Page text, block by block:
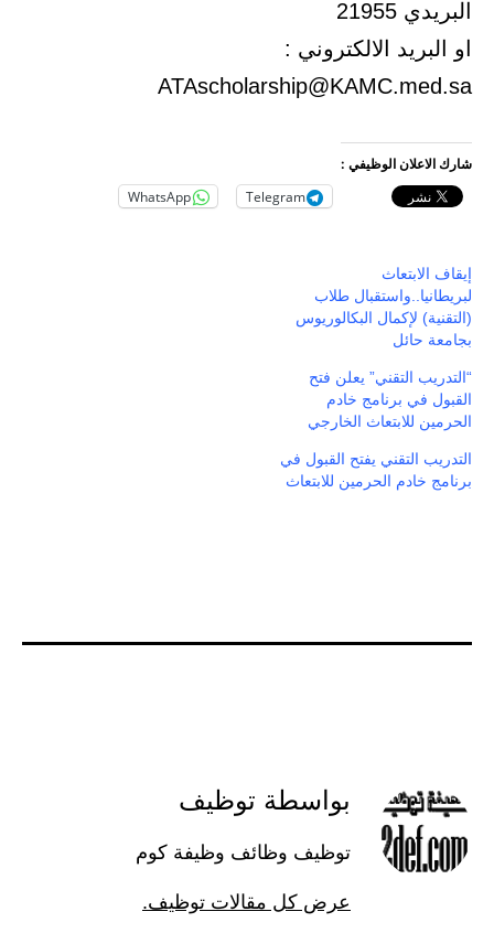
البريدي 21955
او البريد الالكتروني :
ATAscholarship@KAMC.med.sa
شارك الاعلان الوظيفي :
Telegram
WhatsApp
إيقاف الابتعاث
لبريطانيا..واستقبال طلاب
(التقنية) لإكمال البكالوريوس
بجامعة حائل
“التدريب التقني” يعلن فتح
القبول في برنامج خادم
الحرمين للابتعاث الخارجي
التدريب التقني يفتح القبول في
برنامج خادم الحرمين للابتعاث
بواسطة توظيف
توظيف وظائف وظيفة كوم
عرض كل مقالات توظيف.